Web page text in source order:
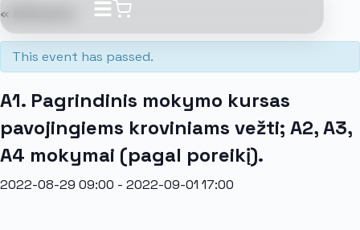
« All Events
This event has passed.
A1. Pagrindinis mokymo kursas
pavojingiems kroviniams vežti; A2, A3,
A4 mokymai (pagal poreikį).
2022-08-29 09:00 - 2022-09-01 17:00